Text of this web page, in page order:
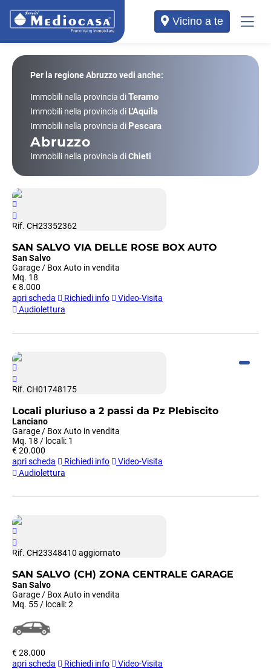
Vicino a te
Per la regione Abruzzo vedi anche:
Immobili nella provincia diTeramo
Immobili nella provincia di L'Aquila
Immobili nella provincia di Pescara
Abruzzo
Immobili nella provincia diChieti
Rif. CH23352362
SAN SALVO VIA DELLE ROSE BOX AUTO
San Salvo
Garage / Box Auto in vendita
Mq. 18
€ 8.000
apri scheda
Richiedi info
Video-Visita
Audiolettura
Rif. CH01748175
Locali pluriuso a 2 passi da Pz Plebiscito
Lanciano
Garage / Box Auto in vendita
Mq. 18 / locali: 1
€ 20.000
apri scheda
Richiedi info
Video-Visita
Audiolettura
Rif. CH23348410 aggiornato
SAN SALVO (CH) ZONA CENTRALE GARAGE
San Salvo
Garage / Box Auto in vendita
Mq. 55 / locali: 2
€ 28.000
apri scheda
Richiedi info
Video-Visita